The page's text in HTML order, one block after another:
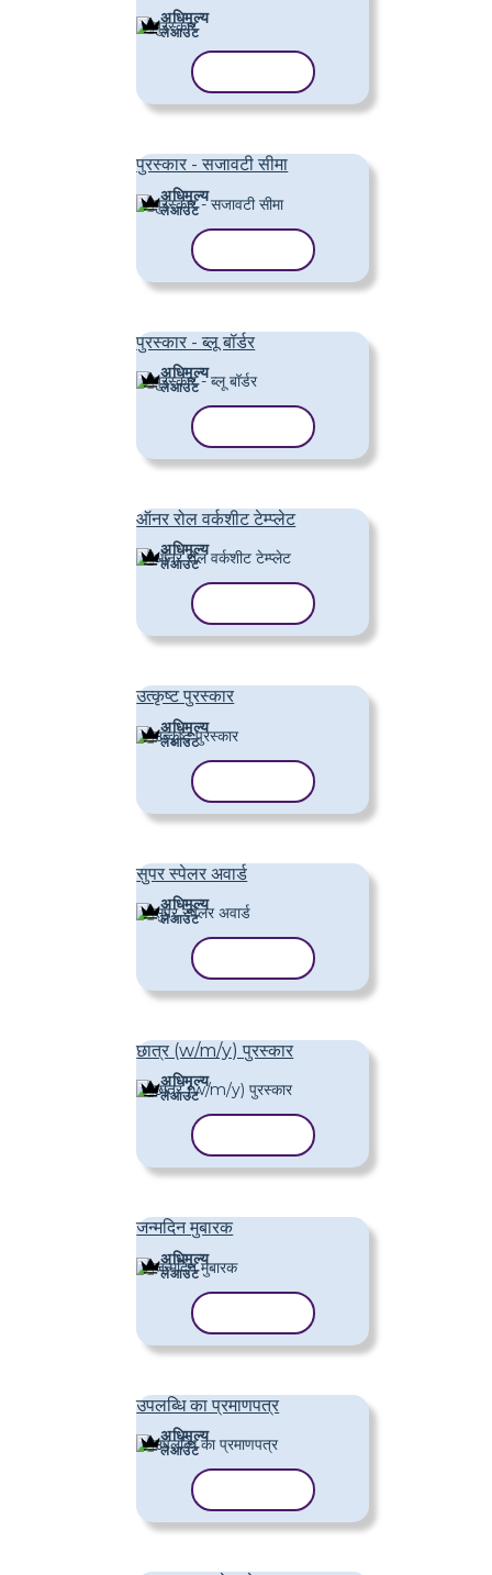
अधिमूल्य
लेआउट
पुरस्कार - सजावटी सीमा
अधिमूल्य
लेआउट
पुरस्कार - ब्लू बॉर्डर
अधिमूल्य
लेआउट
ऑनर रोल वर्कशीट टेम्प्लेट
अधिमूल्य
लेआउट
उत्कृष्ट पुरस्कार
अधिमूल्य
लेआउट
सुपर स्पेलर अवार्ड
अधिमूल्य
लेआउट
छात्र (w/m/y) पुरस्कार
अधिमूल्य
लेआउट
जन्मदिन मुबारक
अधिमूल्य
लेआउट
उपलब्धि का प्रमाणपत्र
अधिमूल्य
लेआउट